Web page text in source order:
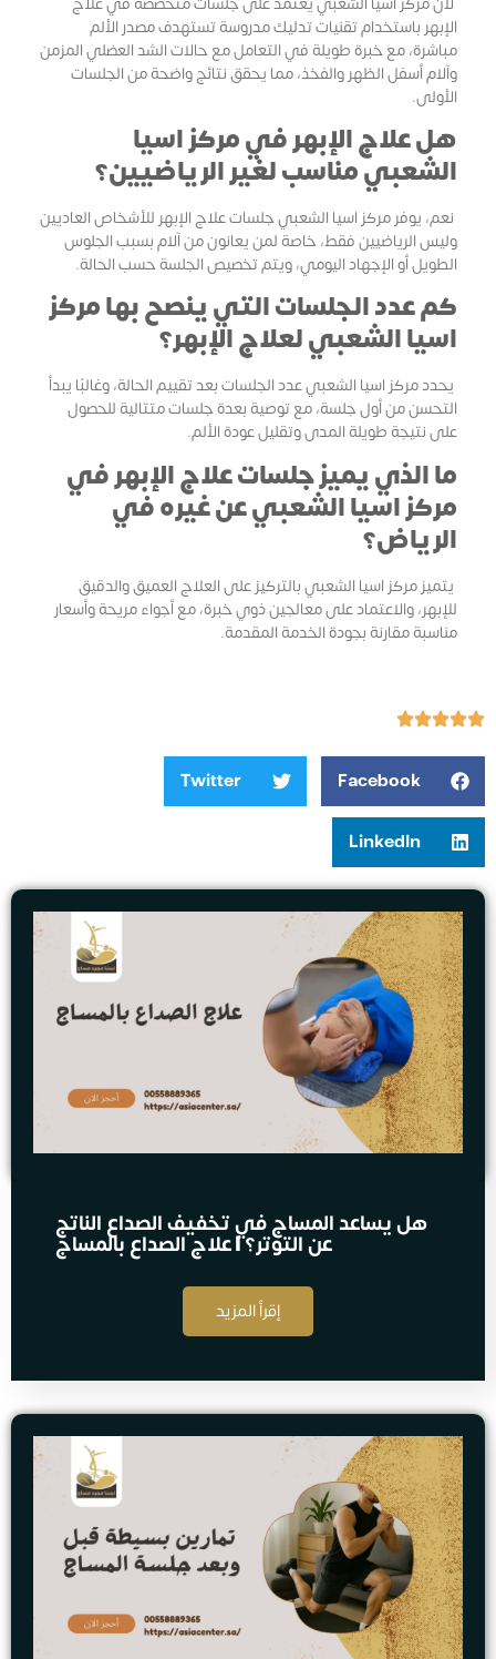
الإبهر باستخدام تقنيات تدليك مدروسة تستهدف مصدر الألم
مباشرة، مع خبرة طويلة في التعامل مع حالات الشد العضلي المزمن
وآلام أسفل الظهر والفخذ، مما يحقق نتائج واضحة من الجلسات
الأولى.
هل علاج الإبهر في مركز اسيا
الشعبي مناسب لغير الرياضيين؟
نعم، يوفر مركز اسيا الشعبي جلسات علاج الإبهر للأشخاص العاديين
وليس الرياضيين فقط، خاصة لمن يعانون من آلام بسبب الجلوس
الطويل أو الإجهاد اليومي، ويتم تخصيص الجلسة حسب الحالة.
كم عدد الجلسات التي ينصح بها مركز
اسيا الشعبي لعلاج الإبهر؟
يحدد مركز اسيا الشعبي عدد الجلسات بعد تقييم الحالة، وغالبًا يبدأ
التحسن من أول جلسة، مع توصية بعدة جلسات متتالية للحصول
على نتيجة طويلة المدى وتقليل عودة الألم.
ما الذي يميز جلسات علاج الإبهر في
مركز اسيا الشعبي عن غيره في
الرياض؟
يتميز مركز اسيا الشعبي بالتركيز على العلاج العميق والدقيق
للإبهر، والاعتماد على معالجين ذوي خبرة، مع أجواء مريحة وأسعار
مناسبة مقارنة بجودة الخدمة المقدمة.
Facebook
Twitter
LinkedIn
هل يساعد المساج في تخفيف الصداع الناتج
عن التوتر؟ | علاج الصداع بالمساج
إقرأ المزيد